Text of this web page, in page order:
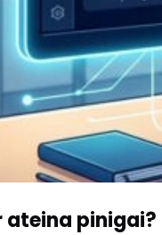
ateina pinigai?